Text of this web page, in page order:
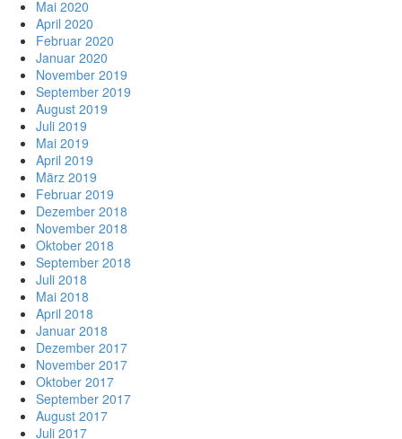
Mai 2020
April 2020
Februar 2020
Januar 2020
November 2019
September 2019
August 2019
Juli 2019
Mai 2019
April 2019
März 2019
Februar 2019
Dezember 2018
November 2018
Oktober 2018
September 2018
Juli 2018
Mai 2018
April 2018
Januar 2018
Dezember 2017
November 2017
Oktober 2017
September 2017
August 2017
Juli 2017